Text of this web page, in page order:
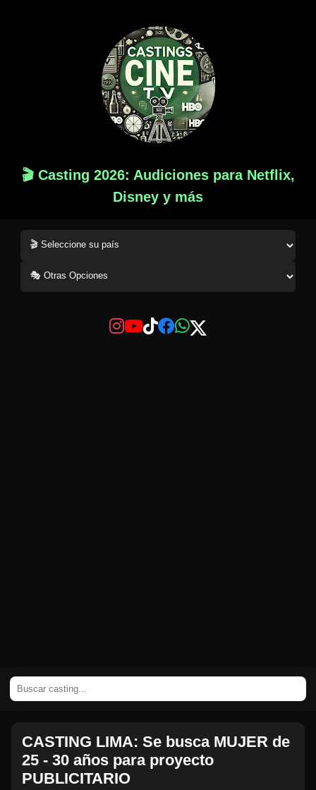
🎬 Casting 2026: Audiciones para Netflix,
Disney y más
CASTING LIMA: Se busca MUJER de
25 - 30 años para proyecto
PUBLICITARIO